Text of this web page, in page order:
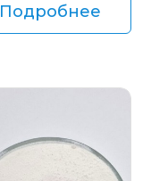
Подробнее